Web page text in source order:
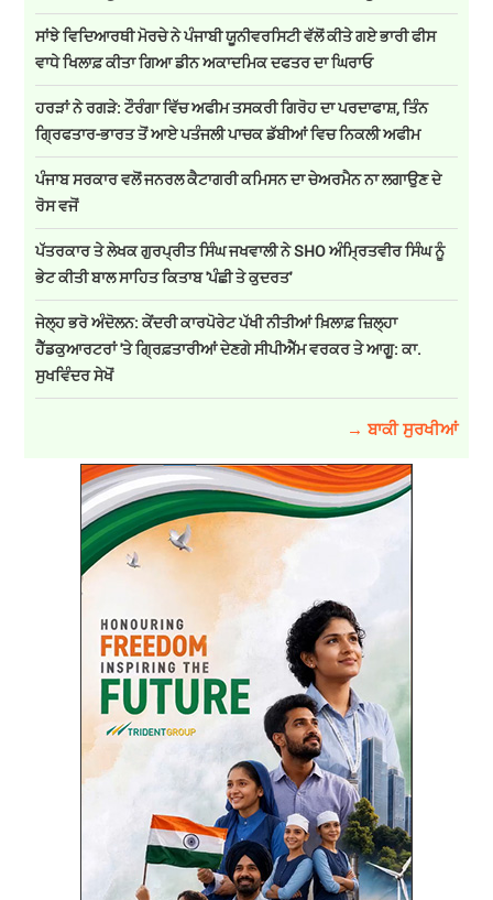
ਸਾਂਝੇ ਵਿਦਿਆਰਥੀ ਮੋਰਚੇ ਨੇ ਪੰਜਾਬੀ ਯੂਨੀਵਰਸਿਟੀ ਵੱਲੋਂ ਕੀਤੇ ਗਏ ਭਾਰੀ ਫੀਸ
ਵਾਧੇ ਖਿਲਾਫ਼ ਕੀਤਾ ਗਿਆ ਡੀਨ ਅਕਾਦਮਿਕ ਦਫਤਰ ਦਾ ਘਿਰਾਓ
ਹਰੜਾਂ ਨੇ ਰਗੜੇ: ਟੌਰੰਗਾ ਵਿੱਚ ਅਫੀਮ ਤਸਕਰੀ ਗਿਰੋਹ ਦਾ ਪਰਦਾਫਾਸ਼, ਤਿੰਨ
ਗ੍ਰਿਫਤਾਰ-ਭਾਰਤ ਤੋਂ ਆਏ ਪਤੰਜਲੀ ਪਾਚਕ ਡੱਬੀਆਂ ਵਿਚ ਨਿਕਲੀ ਅਫੀਮ
ਪੰਜਾਬ ਸਰਕਾਰ ਵਲੋਂ ਜਨਰਲ ਕੈਟਾਗਰੀ ਕਮਿਸਨ ਦਾ ਚੇਅਰਮੈਨ ਨਾ ਲਗਾਉਣ ਦੇ
ਰੋਸ ਵਜੋਂ
ਪੱਤਰਕਾਰ ਤੇ ਲੇਖਕ ਗੁਰਪ੍ਰੀਤ ਸਿੰਘ ਜਖਵਾਲੀ ਨੇ SHO ਅੰਮ੍ਰਿਤਵੀਰ ਸਿੰਘ ਨੂੰ
ਭੇਟ ਕੀਤੀ ਬਾਲ ਸਾਹਿਤ ਕਿਤਾਬ 'ਪੰਛੀ ਤੇ ਕੁਦਰਤ'
ਜੇਲ੍ਹ ਭਰੋ ਅੰਦੋਲਨ: ਕੇਂਦਰੀ ਕਾਰਪੋਰੇਟ ਪੱਖੀ ਨੀਤੀਆਂ ਖ਼ਿਲਾਫ਼ ਜ਼ਿਲ੍ਹਾ
ਹੈੱਡਕੁਆਰਟਰਾਂ 'ਤੇ ਗ੍ਰਿਫ਼ਤਾਰੀਆਂ ਦੇਣਗੇ ਸੀਪੀਐੱਮ ਵਰਕਰ ਤੇ ਆਗੂ: ਕਾ.
ਸੁਖਵਿੰਦਰ ਸੇਖੋਂ
→ ਬਾਕੀ ਸੁਰਖੀਆਂ